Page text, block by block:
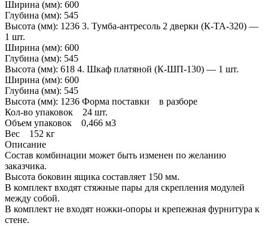
Ширина (мм): 600
Глубина (мм): 545
Высота (мм): 1236 3. Тумба-антресоль 2 дверки (К-ТА-320) —
1 шт.
Ширина (мм): 600
Глубина (мм): 545
Высота (мм): 618 4. Шкаф платяной (К-ШП-130) — 1 шт.
Ширина (мм): 600
Глубина (мм): 545
Высота (мм): 1236 Форма поставки в разборе
Кол-во упаковок 24 шт.
Объем упаковок 0,466 м3
Вес 152 кг
Описание
Состав комбинации может быть изменен по желанию
заказчика.
Высота боковин ящика составляет 150 мм.
В комплект входят стяжные пары для скрепления модулей
между собой.
В комплект не входят ножки-опоры и крепежная фурнитура к
стене.